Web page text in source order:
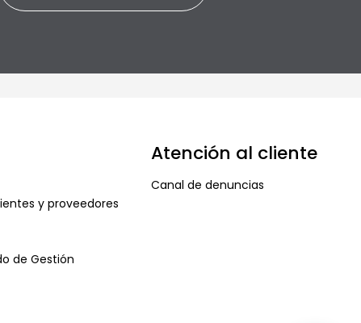
y proveedores
de Gestión
Atención al cliente
Canal de denuncias